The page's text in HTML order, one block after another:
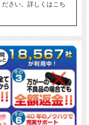
さい。詳しくはこち